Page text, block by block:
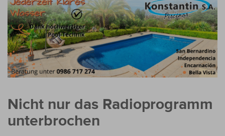
Nicht nur das Radioprogramm
unterbrochen